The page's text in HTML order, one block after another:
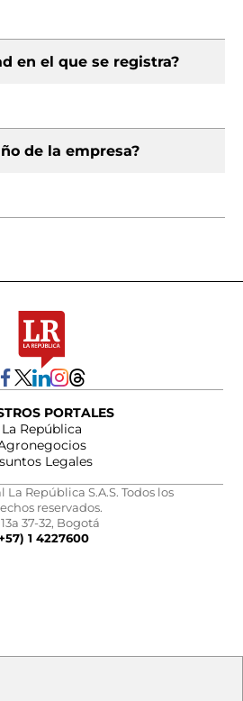
en el que se registra?
de la empresa?
PORTALES
La República
Legales
República S.A.S. Todos los
reservados.
37-32, Bogotá
1 4227600